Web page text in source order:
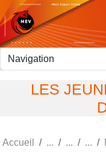
LES
Accueil
Panneau de gestion